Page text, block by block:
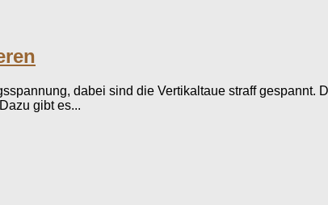
dabei sind die Vertikaltaue straff gespannt.
gibt es...